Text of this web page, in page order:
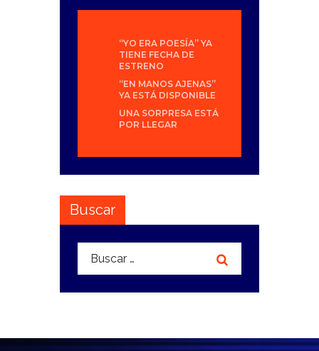
“YO ERA POESÍA” YA
TIENE FECHA DE
ESTRENO
“EN MANOS AJENAS”
YA ESTÁ DISPONIBLE
UNA SORPRESA ESTÁ
POR LLEGAR
Buscar
Buscar: